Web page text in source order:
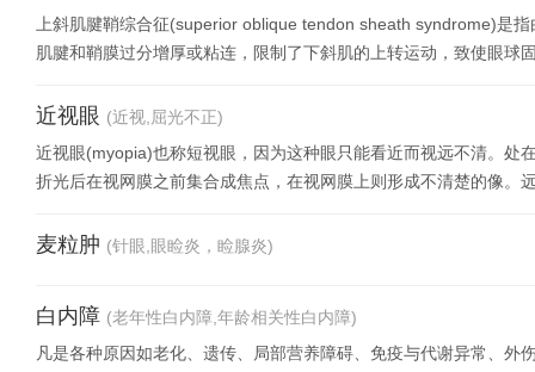
上斜肌腱鞘综合征(superior oblique tendon sheath syndrome)是
肌腱和鞘膜过分增厚或粘连，限制了下斜肌的上转运动，致使眼球
近视眼 (近视,屈光不正)
近视眼(myopia)也称短视眼，因为这种眼只能看近而视远不清。处
折光后在视网膜之前集合成焦点，在视网膜上则形成不清楚的像。
麦粒肿 (针眼,眼睑炎，睑腺炎)
白内障 (老年性白内障,年龄相关性白内障)
凡是各种原因如老化、遗传、局部营养障碍、免疫与代谢异常、